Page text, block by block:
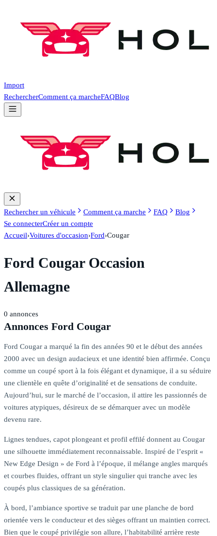
Import
RechercherComment ça marcheFAQBlog
Rechercher un véhicule Comment ça marche FAQ
Blog
Se connecterCréer un compte
Accueil›Voitures d'occasion›Ford›Cougar
Ford Cougar Occasion
Allemagne
0 annonces
Annonces Ford Cougar
Ford Cougar a marqué la fin des années 90 et le début des années
2000 avec un design audacieux et une identité bien affirmée. Conçu
comme un coupé sport à la fois élégant et dynamique, il a su séduire
une clientèle en quête d’originalité et de sensations de conduite.
Aujourd’hui, sur le marché de l’occasion, il attire les passionnés de
voitures atypiques, désireux de se démarquer avec un modèle
devenu rare.
Lignes tendues, capot plongeant et profil effilé donnent au Cougar
une silhouette immédiatement reconnaissable. Inspiré de l’esprit «
New Edge Design » de Ford à l’époque, il mélange angles marqués
et courbes fluides, offrant un style singulier qui tranche avec les
coupés plus classiques de sa génération.
À bord, l’ambiance sportive se traduit par une planche de bord
orientée vers le conducteur et des sièges offrant un maintien correct.
Bien que le coupé privilégie son allure, l’habitabilité arrière reste